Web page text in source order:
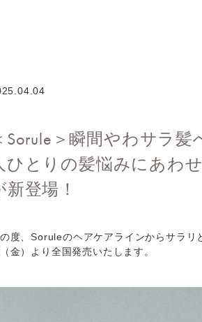
Sorule＞瞬間やわサラ
ひとりの髪悩みにあわ
新登場！
度、Soruleのヘアケアラインからサラ
金）より全国発売いたします。